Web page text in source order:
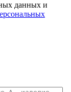
данных и